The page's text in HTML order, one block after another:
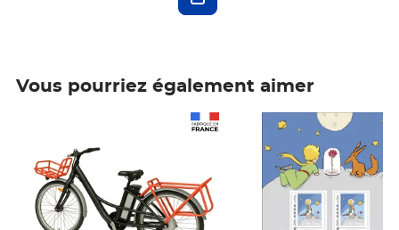
Vous pourriez également aimer
Prix 7,50€